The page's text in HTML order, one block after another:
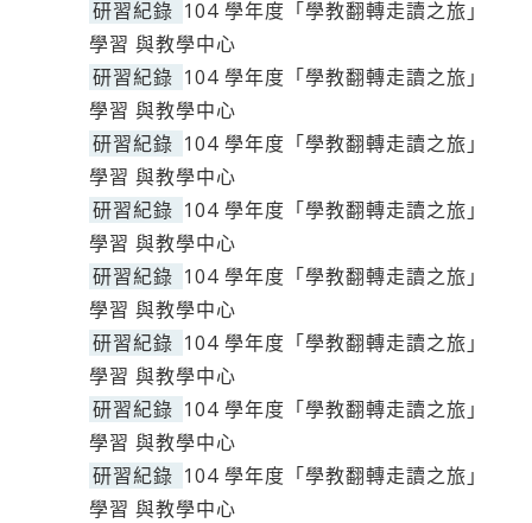
研習紀錄 104 學年度「學教翻轉走讀之旅」
學習 與教學中心
研習紀錄 104 學年度「學教翻轉走讀之旅」
學習 與教學中心
研習紀錄 104 學年度「學教翻轉走讀之旅」
學習 與教學中心
研習紀錄 104 學年度「學教翻轉走讀之旅」
學習 與教學中心
研習紀錄 104 學年度「學教翻轉走讀之旅」
學習 與教學中心
研習紀錄 104 學年度「學教翻轉走讀之旅」
學習 與教學中心
研習紀錄 104 學年度「學教翻轉走讀之旅」
學習 與教學中心
研習紀錄 104 學年度「學教翻轉走讀之旅」
學習 與教學中心